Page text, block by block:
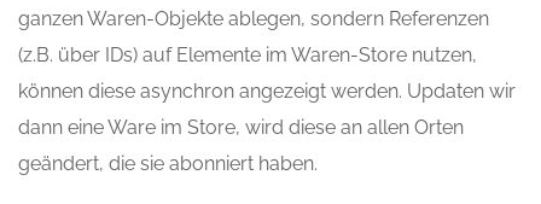
ganzen Waren-Objekte ablegen, sondern Referenzen
(z.B. über IDs) auf Elemente im Waren-Store nutzen,
können diese asynchron angezeigt werden. Updaten wir
dann eine Ware im Store, wird diese an allen Orten
geändert, die sie abonniert haben.